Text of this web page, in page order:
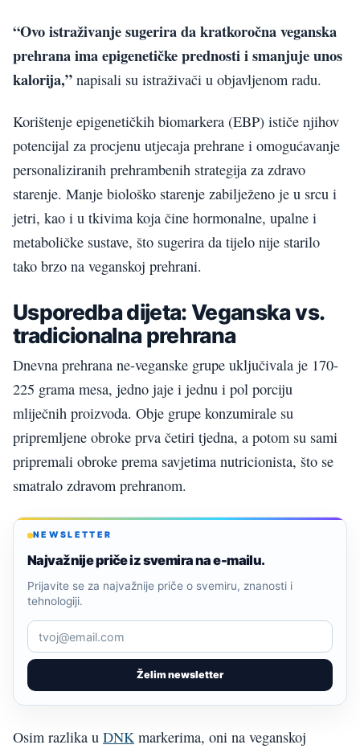
“Ovo istraživanje sugerira da kratkoročna veganska
prehrana ima epigenetičke prednosti i smanjuje unos
kalorija,” napisali su istraživači u objavljenom radu.
Korištenje epigenetičkih biomarkera (EBP) ističe njihov
potencijal za procjenu utjecaja prehrane i omogućavanje
personaliziranih prehrambenih strategija za zdravo
starenje. Manje biološko starenje zabilježeno je u srcu i
jetri, kao i u tkivima koja čine hormonalne, upalne i
metaboličke sustave, što sugerira da tijelo nije starilo
tako brzo na veganskoj prehrani.
Usporedba dijeta: Veganska vs.
tradicionalna prehrana
Dnevna prehrana ne-veganske grupe uključivala je 170-
225 grama mesa, jedno jaje i jednu i pol porciju
mliječnih proizvoda. Obje grupe konzumirale su
pripremljene obroke prva četiri tjedna, a potom su sami
pripremali obroke prema savjetima nutricionista, što se
smatralo zdravom prehranom.
NEWSLETTER
Najvažnije priče iz svemira na e-mailu.
Želim newsletter
Prijavite se za najvažnije priče o svemiru, znanosti i
tehnologiji.
Osim razlika u DNKmarkerima, oni na veganskoj